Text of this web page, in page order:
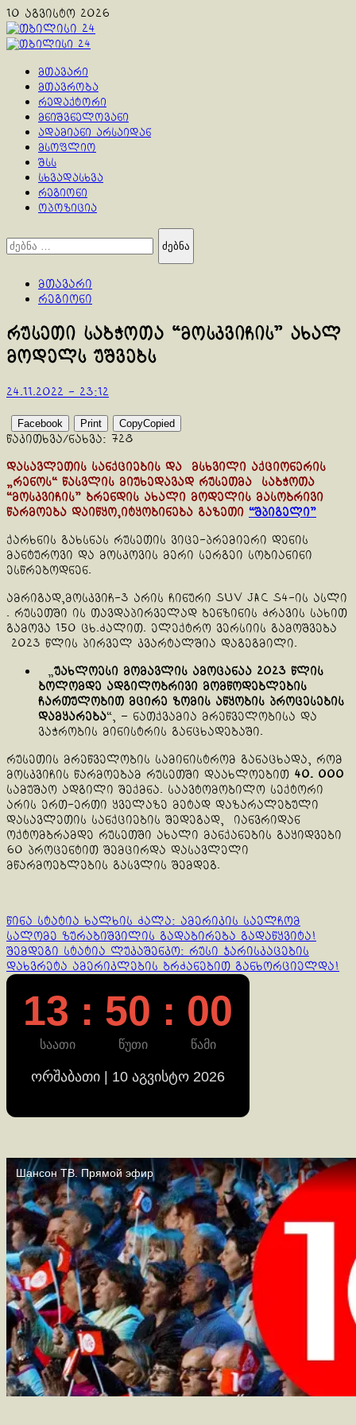
Skip
to
content
10 აგვისტო 2026
Primary
მთავარი
მთავრობა
რედაქტორი
მნიშვნელოვანი
ადამიანი არსაიდან
მსოფლიო
შსს
სხვადასხვა
რეგიონი
ოპოზიცია
ძებნა:
მთავარი
რეგიონი
რუსეთი საბჭოთა “მოსკვიჩის” ახალ
მოდელს უშვებს
24.11.2022 - 23:12
Facebook Print CopyCopied
წაკითხვა/ნახვა: 728
დასავლეთის სანქციების და მსხვილი აქციონერის
„რენოს“ წასვლის მიუხედავად რუსეთმა საბჭოთა
“მოსკვიჩის” ბრენდის ახალი მოდელის მასობრივი
წარმოება დაიწყო,იტყობინება გაზეთი “შპიგელი”
ქარხნის გახსნას რუსეთის ვიცე-პრემიერი დენის
მანტუროვი და მოსკოვის მერი სერგეი სობიანინი
ესწრებოდნენ.
ამრიგად,მოსკვიჩ-3 არის ჩინური SUV JAC S4-ის ასლი
. რუსეთში ის თავდაპირველად ბენზინის ძრავის სახით
გამოვა 150 ცხ.ძალით. ელექტრო ვერსიის გამოშვება
2023 წლის პირველ კვარტალშია დაგეგმილი.
„უახლოესი მომავლის ამოცანაა 2023 წლის
ბოლომდე ადგილობრივი მომწოდებლების
ჩართულობით მცირე ზომის აწყობის პროცესების
დამყარება“, – ნათქვამია მრეწველობისა და
ვაჭრობის მინისტრის განცხადებაში.
რუსეთის მრეწველობის სამინისტრომ განაცხადა, რომ
მოსკვიჩის წარმოებამ რუსეთში დაახლოებით 40. 000
სამუშაო ადგილი შექმნა. საავტომობილო სექტორი
არის ერთ-ერთი ყველაზე მეტად დაზარალებული
დასავლეთის სანქციების შედეგად, იანვრიდან
ოქტომბრამდე რუსეთში ახალი მანქანების გაყიდვები
60 პროცენტით შემცირდა დასავლელი
მწარმოებლების გასვლის შემდეგ.
Continue
Reading
წინა სტატია ხალხის ძალა: ამერიკის საელჩომ
სალომე ზურაბიშვილის გადაბირება გადაწყვიტა!
შემდეგი სტატია ლუკაშენკო: რუსი ჯარისკაცების
დახვრეტა ამერიკლების ბრძანებით განხორციელდა!
13 : 50 : 00
საათი წუთი წამი
ორშაბათი | 10 აგვისტო 2026